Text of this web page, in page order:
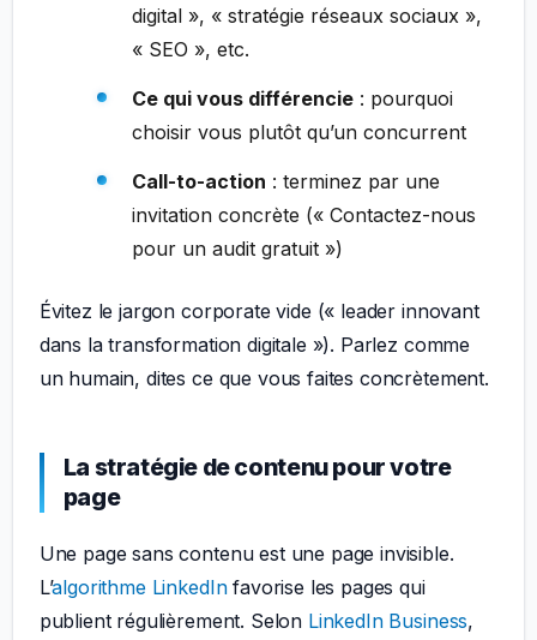
digital », « stratégie réseaux sociaux »,
« SEO », etc.
Ce qui vous différencie: pourquoi
choisir vous plutôt qu’un concurrent
Call-to-action : terminez par une
invitation concrète (« Contactez-nous
pour un audit gratuit »)
Évitez le jargon corporate vide (« leader innovant
dans la transformation digitale »). Parlez comme
un humain, dites ce que vous faites concrètement.
La stratégie de contenu pour votre
page
Une page sans contenu est une page invisible.
L’algorithme LinkedInfavorise les pages qui
publient régulièrement. Selon LinkedIn Business,